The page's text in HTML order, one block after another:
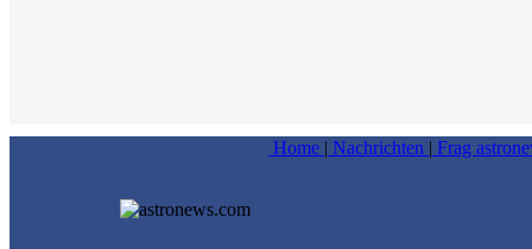
Home | Nachrichten | Frag